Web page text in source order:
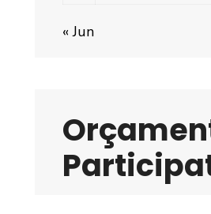
« Jun